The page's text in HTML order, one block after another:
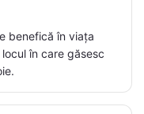
benefică în viața
în care găsesc